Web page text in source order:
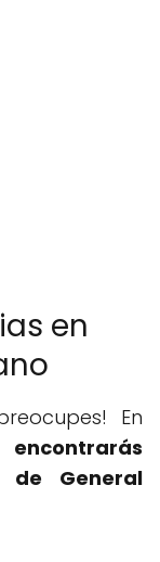
en
En
encontrarás
General